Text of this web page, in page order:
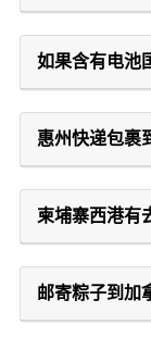
如果含有电池
惠州快递包裹
柬埔寨西港有
邮寄粽子到加